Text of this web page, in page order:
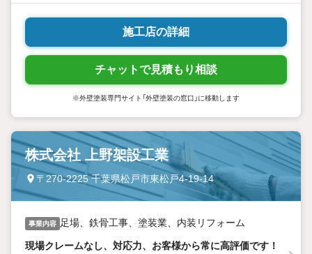
施工店の詳細
チャットで見積もり相談
※外壁塗装専門サイト「外壁塗装の窓口」に移動します
株式会社 上野架設工業
〒270-2225 千葉県松戸市東松戸4-19-14
事業内容 足場、鉄骨工事、塗装業、内装リフォーム
現場クレームなし、対応力、お客様から常に高評価です！